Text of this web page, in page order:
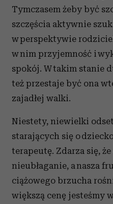
Tymczasem żeby być
szczęścia aktywnie
w perspektywie
w nim przyjemność i
spokój. W takim stanie
też przestaje być ona
zajadłej walki.
Niestety, niewielki
starających się o
terapeutę. Zdarza się, że
nieubłaganie, a nasza
ciążowego brzucha
większą cenę jesteśmy